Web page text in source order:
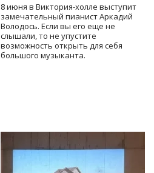
8 июня в Виктория-холле выступит
замечательный пианист Аркадий
Володось. Если вы его еще не
слышали, то не упустите
возможность открыть для себя
большого музыканта.